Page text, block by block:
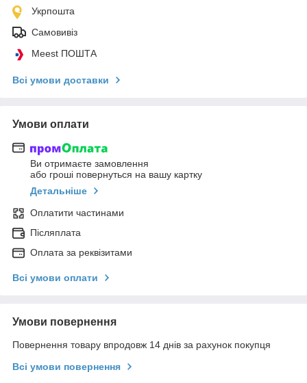
Укрпошта
Самовивіз
Meest ПОШТА
Всі умови доставки
Умови оплати
Ви отримаєте замовлення
або гроші повернуться на вашу картку
Детальніше
Оплатити частинами
Післяплата
Оплата за реквізитами
Всі умови оплати
Умови повернення
Повернення товару впродовж 14 днів за рахунок покупця
Всі умови повернення